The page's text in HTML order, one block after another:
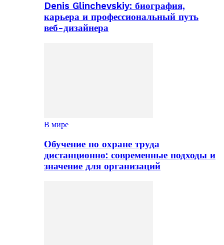
Denis Glinchevskiy: биография,
карьера и профессиональный путь
веб-дизайнера
В мире
Обучение по охране труда
дистанционно: современные подходы и
значение для организаций